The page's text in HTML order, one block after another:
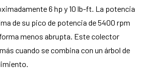
6 hp y 10 lb-ft. La potencia
de su pico de potencia de 5400 rpm
menos abrupta. Este colector
cuando se combina con un árbol de